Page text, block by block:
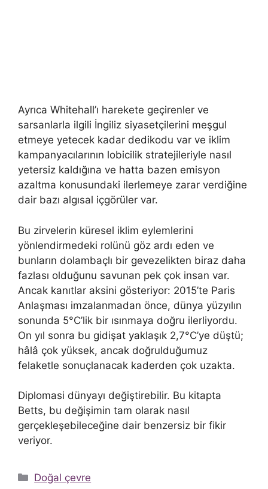
Ayrıca Whitehall’ı harekete geçirenler ve
sarsanlarla ilgili İngiliz siyasetçilerini meşgul
etmeye yetecek kadar dedikodu var ve iklim
kampanyacılarının lobicilik stratejileriyle nasıl
yetersiz kaldığına ve hatta bazen emisyon
azaltma konusundaki ilerlemeye zarar verdiğine
dair bazı algısal içgörüler var.
Bu zirvelerin küresel iklim eylemlerini
yönlendirmedeki rolünü göz ardı eden ve
bunların dolambaçlı bir gevezelikten biraz daha
fazlası olduğunu savunan pek çok insan var.
Ancak kanıtlar aksini gösteriyor: 2015’te Paris
Anlaşması imzalanmadan önce, dünya yüzyılın
sonunda 5°C’lik bir ısınmaya doğru ilerliyordu.
On yıl sonra bu gidişat yaklaşık 2,7°C’ye düştü;
hâlâ çok yüksek, ancak doğrulduğumuz
felaketle sonuçlanacak kaderden çok uzakta.
Diplomasi dünyayı değiştirebilir. Bu kitapta
Betts, bu değişimin tam olarak nasıl
gerçekleşebileceğine dair benzersiz bir fikir
veriyor.
Kategoriler
Doğal çevre